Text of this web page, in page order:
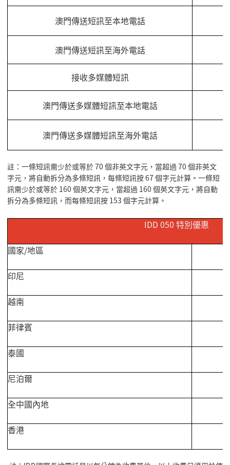
澳門傳送短訊至本地電話
澳門傳送短訊至海外電話
接收多媒體短訊
澳門傳送多媒體短訊至本地電話
澳門傳送多媒體短訊至海外電話
註： 一條短訊需少於或等於 70 個非英文字元，當超過 70 個非英文
字元，將自動拆分為多條短訊，每條短訊按 67 個字元計算。一條短
訊需少於或等於 160 個英文字元，當超過 160 個英文字元，將自動
拆分為多條短訊，而每條短訊按 153 個字元計算。
IDD 050 特別優惠
國家/地區
印尼
越南
菲律賓
泰國
尼泊爾
全中國內地
香港